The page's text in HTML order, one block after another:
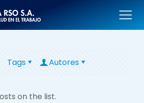
Tags Autores
on the list.